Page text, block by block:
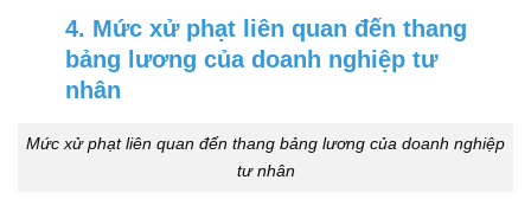
4. Mức xử phạt liên quan đến thang
bảng lương của doanh nghiệp tư
nhân
Mức xử phạt liên quan đến thang bảng lương của doanh nghiệp
tư nhân